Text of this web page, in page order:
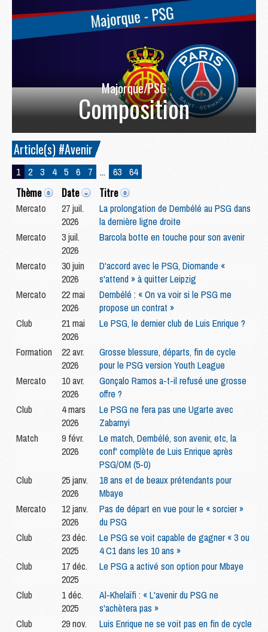
Majorque/PSG
Composition
Article(s) #Avenir
1 2 3 4 5 6 7 ... 63 64
Thème Date Titre
Mercato
27 juil.
2026
La prolongation de Dembélé au PSG dans
la dernière ligne droite
Mercato
3 juil.
2026
Barcola botte en touche pour son avenir
Mercato
30 juin
2026
D'accord avec le PSG, Diomande «
s'attend » à quitter Leipzig
Mercato
22 mai
2026
Dembélé : « On va voir si le PSG me
propose un contrat »
Club
21 mai
2026
Le PSG, le dernier club de Luis Enrique ?
Formation
22 avr.
2026
Grosse blessure, départs, fin de cycle
pour le PSG version Youth League
Mercato
10 avr.
2026
Gonçalo Ramos a-t-il refusé une grosse
offre ?
Club
4 mars
2026
Le PSG ne fera pas une Ugarte avec
Zabarnyi
Match
9 févr.
2026
Le match, Dembélé, son avenir, etc, la
conf' complète de Luis Enrique après
PSG/OM (5-0)
Club
25 janv.
2026
18 ans et de beaux prétendants pour
Mbaye
Mercato
12 janv.
2026
Pas de départ en vue pour le « sorcier »
du PSG
Club
23 déc.
2025
Le PSG se voit capable de gagner « 3 ou
4 C1 dans les 10 ans »
Club
17 déc.
2025
Le PSG a activé son option pour Mbaye
Club
1 déc.
2025
Al-Khelaïfi : « L'avenir du PSG ne
s'achètera pas »
Club
29 nov.
Luis Enrique ne se voit pas en fin de cycle